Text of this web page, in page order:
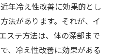
年冷え性改善に効果的とし
法があります。それが、イ
ステ方法は、体の深部まで
、冷え性改善に効果がある